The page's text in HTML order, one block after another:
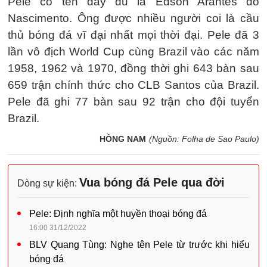
Nascimento. Ông được nhiều người coi là cầu
thủ bóng đá vĩ đại nhất mọi thời đại. Pele đã 3
lần vô địch World Cup cùng Brazil vào các năm
1958, 1962 và 1970, đồng thời ghi 643 bàn sau
659 trận chính thức cho CLB Santos của Brazil.
Pele đã ghi 77 bàn sau 92 trận cho đội tuyển
Brazil.
HỒNG NAM (Nguồn: Folha de Sao Paulo)
Dòng sự kiện: Vua bóng đá Pele qua đời
Pele: Định nghĩa một huyền thoại bóng đá
16:00 31/12/2022
BLV Quang Tùng: Nghe tên Pele từ trước khi hiểu
bóng đá